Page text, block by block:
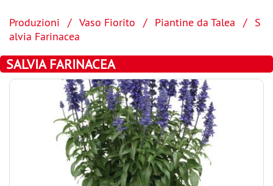
Produzioni Vaso Fiorito Piantine da Talea
S
alvia Farinacea
SALVIA FARINACEA